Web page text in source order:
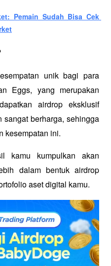
Pemain Sudah Bisa Cek
unik bagi para
Eggs, yang merupakan
airdrop eksklusif
sangat berharga, sehingga
kesempatan ini.
kamu kumpulkan akan
dalam bentuk airdrop
aset digital kamu.